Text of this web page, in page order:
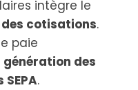
intègre le
cotisations.
paie
génération des
.